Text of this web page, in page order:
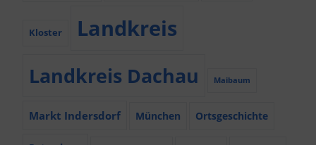
Kloster Landkreis
Landkreis Dachau Maibaum
Markt Indersdorf München Ortsgeschichte